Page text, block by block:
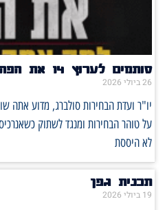
סותמים לערוץ 14 את הפה! למה אתם שותקים?
26 ביולי 2026
יו"ר ועדת הבחירות סולברג, מדוע אתה
לא היססת
תכנית גפן
19 ביולי 2026